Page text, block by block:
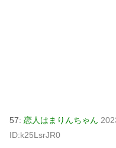
57: 恋人はまりんちゃん
ID:k25LsrJR0